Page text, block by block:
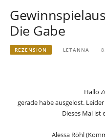
Die Gabe
REZENSION LETANNA
Hallo
gerade habe ausgelost.
Dieses Mal ist
Alessa Röhl